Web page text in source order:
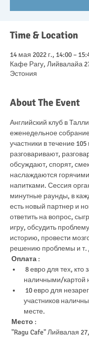
Time & Location
14 мая 2022 г., 14:00 –
Кафе Рагу, Лийвалайа
Эстония
About The Event
Английский клуб в
еженедельное
участники в течение
разговаривают,
обсуждают, спорят,
наслаждаются
напитками. Сессия
минутные раунды, в
есть новый партнер и
ответить на вопрос,
игру, обсудить
историю, провести
решению проблемы и т.
Оплата :
наличными/картой
участников
месте.
Место :
"Ragu Cafe" Лийвалая